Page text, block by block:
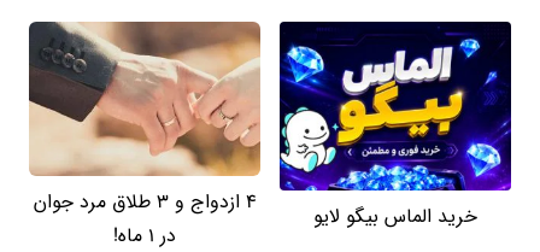
خرید الماس بیگو لایو
4 ازدواج و 3 طلاق مرد جوان
در 1 ماه!